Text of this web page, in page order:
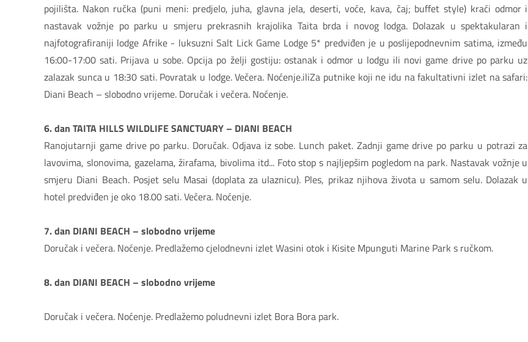
pojilišta. Nakon ručka (puni meni: predjelo, juha, glavna jela, deserti, voće, kava, čaj; buffet style) kraći odmor i
nastavak vožnje po parku u smjeru prekrasnih krajolika Taita brda i novog lodga. Dolazak u spektakularan i
najfotografiraniji lodge Afrike - luksuzni Salt Lick Game Lodge 5* predviđen je u poslijepodnevnim satima, između
16:00-17:00 sati. Prijava u sobe. Opcija po želji gostiju: ostanak i odmor u lodgu ili novi game drive po parku uz
zalazak sunca u 18:30 sati. Povratak u lodge. Večera. Noćenje.iliZa putnike koji ne idu na fakultativni izlet na safari:
Diani Beach – slobodno vrijeme. Doručak i večera. Noćenje.
6. dan TAITA HILLS WILDLIFE SANCTUARY – DIANI BEACH
Ranojutarnji game drive po parku. Doručak. Odjava iz sobe. Lunch paket. Zadnji game drive po parku u potrazi za
lavovima, slonovima, gazelama, žirafama, bivolima itd... Foto stop s najljepšim pogledom na park. Nastavak vožnje u
smjeru Diani Beach. Posjet selu Masai (doplata za ulaznicu). Ples, prikaz njihova života u samom selu. Dolazak u
hotel predviđen je oko 18.00 sati. Večera. Noćenje.
7. dan DIANI BEACH – slobodno vrijeme
Doručak i večera. Noćenje. Predlažemo cjelodnevni izlet Wasini otok i Kisite Mpunguti Marine Park s ručkom.
8. dan DIANI BEACH – slobodno vrijeme
Doručak i večera. Noćenje. Predlažemo poludnevni izlet Bora Bora park.